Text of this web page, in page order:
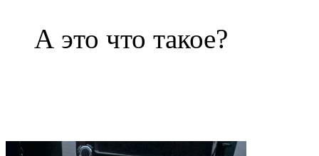
А это что такое?